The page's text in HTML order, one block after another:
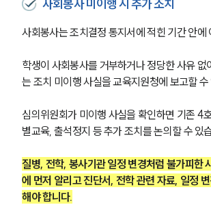
팀소개
팀소개
대륜의 강점
오시는 길
글로벌 파트너 로펌
사회봉사 미이행 시 추가 조치
사회봉사는 조치결정 통지서에 적힌 기간 안에
학생이 사회봉사를 거부하거나 정당한 사유 없
는 조치 미이행 사실을 교육지원청에 보고할 수
심의위원회가 미이행 사실을 확인하면 기존 4
별교육, 출석정지 등 추가 조치를 논의할 수 있
질병, 전학, 봉사기관 일정 변경처럼 불가피한
에 먼저 알리고 진단서, 전학 관련 자료, 일정
해야 합니다.